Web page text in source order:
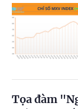
Tọa đàm